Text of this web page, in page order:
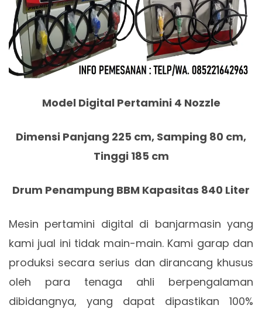
Model Digital Pertamini 4 Nozzle
Dimensi Panjang 225 cm, Samping 80 cm,
Tinggi 185 cm
Drum Penampung BBM Kapasitas 840 Liter
Mesin pertamini digital di banjarmasin yang
kami jual ini tidak main-main. Kami garap dan
produksi secara serius dan dirancang khusus
oleh para tenaga ahli berpengalaman
dibidangnya, yang dapat dipastikan 100%